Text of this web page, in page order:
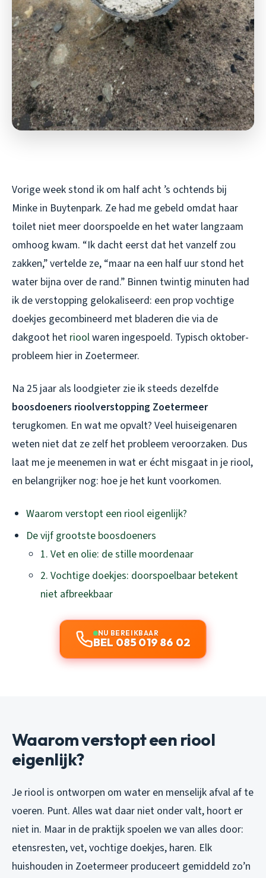
Vorige week stond ik om half acht ’s ochtends bij
Minke in Buytenpark. Ze had me gebeld omdat haar
toilet niet meer doorspoelde en het water langzaam
omhoog kwam. “Ik dacht eerst dat het vanzelf zou
zakken,” vertelde ze, “maar na een half uur stond het
water bijna over de rand.” Binnen twintig minuten had
ik de verstopping gelokaliseerd: een prop vochtige
doekjes gecombineerd met bladeren die via de
dakgoot het rioolwaren ingespoeld. Typisch oktober-
probleem hier in Zoetermeer.
Na 25 jaar als loodgieter zie ik steeds dezelfde
boosdoeners rioolverstopping Zoetermeer
terugkomen. En wat me opvalt? Veel huiseigenaren
weten niet dat ze zelf het probleem veroorzaken. Dus
laat me je meenemen in wat er écht misgaat in je riool,
en belangrijker nog: hoe je het kunt voorkomen.
Waarom verstopt een riool eigenlijk?
De vijf grootste boosdoeners
1. Vet en olie: de stille moordenaar
2. Vochtige doekjes: doorspoelbaar betekent
niet afbreekbaar
NU BEREIKBAAR
BEL 085 019 86 02
Waarom verstopt een riool
eigenlijk?
Je riool is ontworpen om water en menselijk afval af te
voeren. Punt. Alles wat daar niet onder valt, hoort er
niet in. Maar in de praktijk spoelen we van alles door:
etensresten, vet, vochtige doekjes, haren. Elk
huishouden in Zoetermeer produceert gemiddeld zo’n